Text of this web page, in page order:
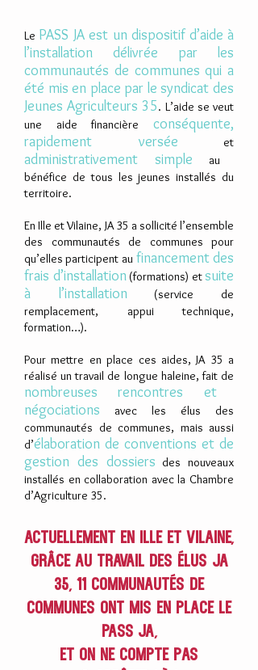
Le PASS JA est un dispositif d’aide à
l’installation délivrée par les
communautés de communes qui a
été mis en place par le syndicat des
Jeunes Agriculteurs 35. L’aide se veut
une aide financière conséquente,
rapidement versée
et
administrativement simple au
bénéfice de tous les jeunes installés du
territoire.
En Ille et Vilaine, JA 35 a sollicité l’ensemble
des communautés de communes pour
qu’elles participent au financement des
frais d’installation(formations) etsuite
à l’installation
(service de
remplacement, appui technique,
formation…).
Pour mettre en place ces aides, JA 35 a
réalisé un travail de longue haleine, fait de
nombreuses rencontres et
négociations avec les élus des
communautés de communes, mais aussi
d’élaboration de conventions et de
gestion des dossiers des nouveaux
installés en collaboration avec la Chambre
d’Agriculture 35.
Actuellement en Ille et Vilaine,
grâce au travail des élus JA
35, 11 communautés de
communes ont mis en place le
PASS JA,
et on ne compte pas